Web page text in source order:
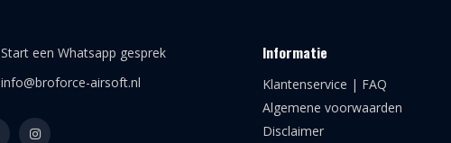
Start een Whatsapp gesprek
info@broforce-airsoft.nl
Informatie
Klantenservice | FAQ
Algemene voorwaarden
Disclaimer